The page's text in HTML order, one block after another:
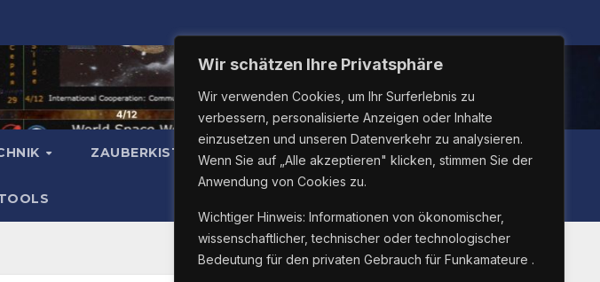
Wir schätzen Ihre Privatsphäre
Wir verwenden Cookies, um Ihr Surferlebnis zu
verbessern, personalisierte Anzeigen oder Inhalte
einzusetzen und unseren Datenverkehr zu analysieren.
Wenn Sie auf „Alle akzeptieren" klicken, stimmen Sie der
Anwendung von Cookies zu.
Wichtiger Hinweis: Informationen von ökonomischer,
wissenschaftlicher, technischer oder technologischer
Bedeutung für den privaten Gebrauch für Funkamateure .
ZAUBERKISTE LINUX26